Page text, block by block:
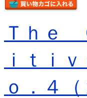
Ｔｈｅ
ｉｔｉ
ｏ．４